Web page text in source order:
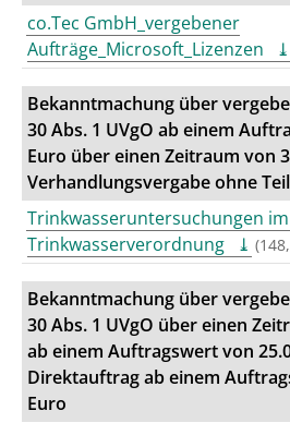
co.Tec GmbH_vergebener
Aufträge_Microsoft_Lizenzen
Bekanntmachung über
30 Abs. 1 UVgO ab einem
Euro über einen Zeitraum von
Verhandlungsvergabe ohne
Trinkwasseruntersuchungen
Trinkwasserverordnung
Bekanntmachung über
30 Abs. 1 UVgO über einen
ab einem Auftragswert von
Direktauftrag ab einem
Euro